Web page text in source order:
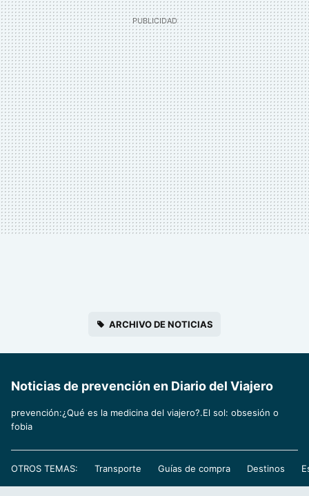
ARCHIVO DE NOTICIAS
Noticias de prevención en Diario del Viajero
prevención:¿Qué es la medicina del viajero?.El sol: obsesión o
fobia
OTROS TEMAS: Transporte Guías de compra Destinos